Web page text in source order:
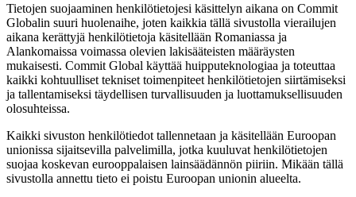
Tietojen suojaaminen henkilötietojesi käsittelyn aikana on Commit
Globalin suuri huolenaihe, joten kaikkia tällä sivustolla vierailujen
aikana kerättyjä henkilötietoja käsitellään Romaniassa ja
Alankomaissa voimassa olevien lakisääteisten määräysten
mukaisesti. Commit Global käyttää huipputeknologiaa ja toteuttaa
kaikki kohtuulliset tekniset toimenpiteet henkilötietojen siirtämiseksi
ja tallentamiseksi täydellisen turvallisuuden ja luottamuksellisuuden
olosuhteissa.
Kaikki sivuston henkilötiedot tallennetaan ja käsitellään Euroopan
unionissa sijaitsevilla palvelimilla, jotka kuuluvat henkilötietojen
suojaa koskevan eurooppalaisen lainsäädännön piiriin. Mikään tällä
sivustolla annettu tieto ei poistu Euroopan unionin alueelta.